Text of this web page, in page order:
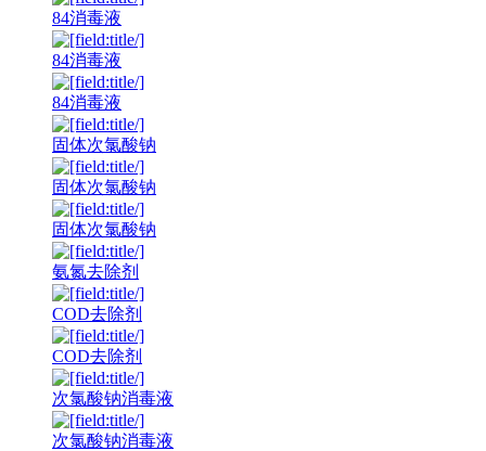
84消毒液
84消毒液
84消毒液
固体次氯酸钠
固体次氯酸钠
固体次氯酸钠
氨氮去除剂
COD去除剂
COD去除剂
次氯酸钠消毒液
次氯酸钠消毒液